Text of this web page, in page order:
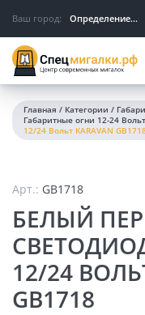
Ваш город: Определение...
Главная / Категории /
Габаритные огни 12-24 Вольт
12/24 Вольт KARAVAN
Арт.: GB1718
БЕЛЫЙ
12/24
GB1718